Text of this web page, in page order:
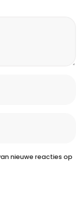
nieuwe reacties op